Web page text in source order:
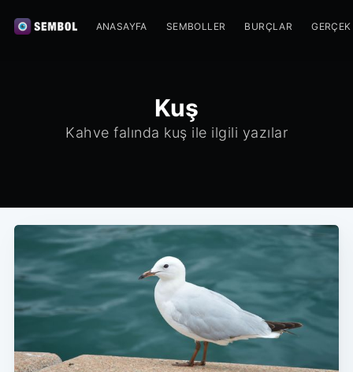
ANASAYFA SEMBOLLER BURÇLAR
Kuş
Kahve falında kuş ile ilgili yazılar